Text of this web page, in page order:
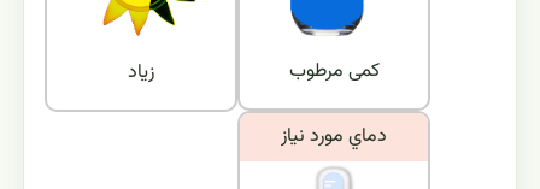
زیاد کمی مرطوب
دماي مورد نياز